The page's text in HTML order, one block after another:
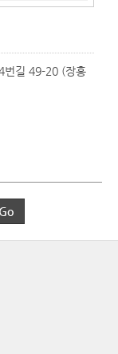
번길 49-20 (장흥